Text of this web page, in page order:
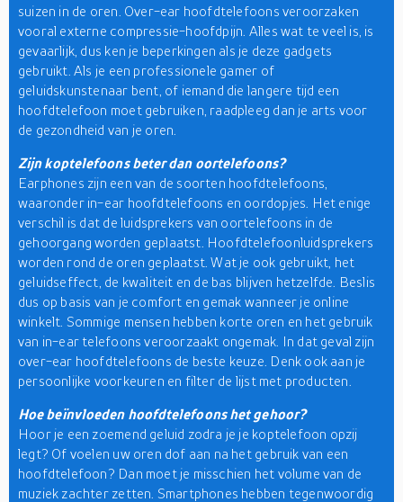
suizen in de oren. Over-ear hoofdtelefoons veroorzaken
vooral externe compressie-hoofdpijn. Alles wat te veel is, is
gevaarlijk, dus ken je beperkingen als je deze gadgets
gebruikt. Als je een professionele gamer of
geluidskunstenaar bent, of iemand die langere tijd een
hoofdtelefoon moet gebruiken, raadpleeg dan je arts voor
de gezondheid van je oren.
Zijn koptelefoons beter dan oortelefoons?
Earphones zijn een van de soorten hoofdtelefoons,
waaronder in-ear hoofdtelefoons en oordopjes. Het enige
verschil is dat de luidsprekers van oortelefoons in de
gehoorgang worden geplaatst. Hoofdtelefoonluidsprekers
worden rond de oren geplaatst. Wat je ook gebruikt, het
geluidseffect, de kwaliteit en de bas blijven hetzelfde. Beslis
dus op basis van je comfort en gemak wanneer je online
winkelt. Sommige mensen hebben korte oren en het gebruik
van in-ear telefoons veroorzaakt ongemak. In dat geval zijn
over-ear hoofdtelefoons de beste keuze. Denk ook aan je
persoonlijke voorkeuren en filter de lijst met producten.
Hoe beïnvloeden hoofdtelefoons het gehoor?
Hoor je een zoemend geluid zodra je je koptelefoon opzij
legt? Of voelen uw oren dof aan na het gebruik van een
hoofdtelefoon? Dan moet je misschien het volume van de
muziek zachter zetten. Smartphones hebben tegenwoordig